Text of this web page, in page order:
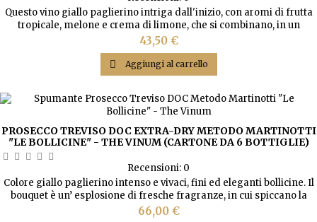
Questo vino giallo paglierino intriga dall'inizio, con aromi di frutta
tropicale, melone e crema di limone, che si combinano, in un
seducente connubio, a sentori floreali di gelsomino e acacia nel
finale. Il palato dimostra amabile energia ed eleganza, con sapori
di succosi frutti esotici e limoni freschi, accentuati da note leggere
di zenzero. Una...
Prezzo
43,50 €
 Aggiungi al carrello
PROSECCO TREVISO DOC EXTRA-DRY METODO MARTINOTTI
"LE BOLLICINE" - THE VINUM (CARTONE DA 6 BOTTIGLIE)
Recensioni: 0
Colore giallo paglierino intenso e vivaci, fini ed eleganti bollicine. Il
bouquet è un’ esplosione di fresche fragranze, in cui spiccano la
pesca, l’albicocca e nel finale l’acacia e la rosa. Il gusto è un perfetto
Prezzo
66,00 €